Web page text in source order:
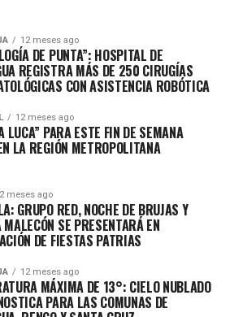
12 meses ago
DE PUNTA”: HOSPITAL DE
REGISTRA MÁS DE 250 CIRUGÍAS
CON ASISTENCIA ROBÓTICA
12 meses ago
LUCA” PARA ESTE FIN DE SEMANA
LA REGIÓN METROPOLITANA
meses ago
GRUPO RED, NOCHE DE BRUJAS Y
MALECÓN SE PRESENTARÁ EN
DE FIESTAS PATRIAS
12 meses ago
MÁXIMA DE 13°: CIELO NUBLADO
PARA LAS COMUNAS DE